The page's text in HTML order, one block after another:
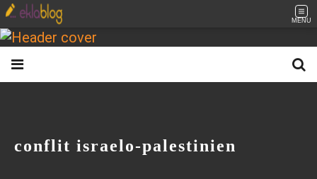
MENU
conflit israelo-palestinien